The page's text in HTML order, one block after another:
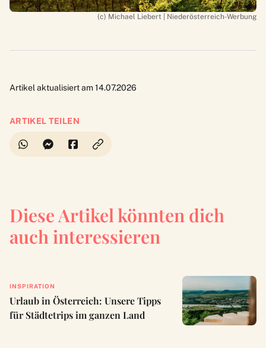
(c) Michael Liebert | Niederösterreich-Werbung
Artikel aktualisiert am 14.07.2026
ARTIKEL TEILEN
Diese Artikel könnten dich
auch interessieren
INSPIRATION
Urlaub in Österreich: Unsere Tipps
für Städtetrips im ganzen Land